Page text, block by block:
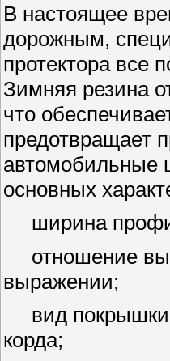
В настоящее
дорожным,
протектора все
Зимняя резина
что
предотвращает
автомобильные
основных
ширина
отношение
выражении;
вид покрышки
корда;